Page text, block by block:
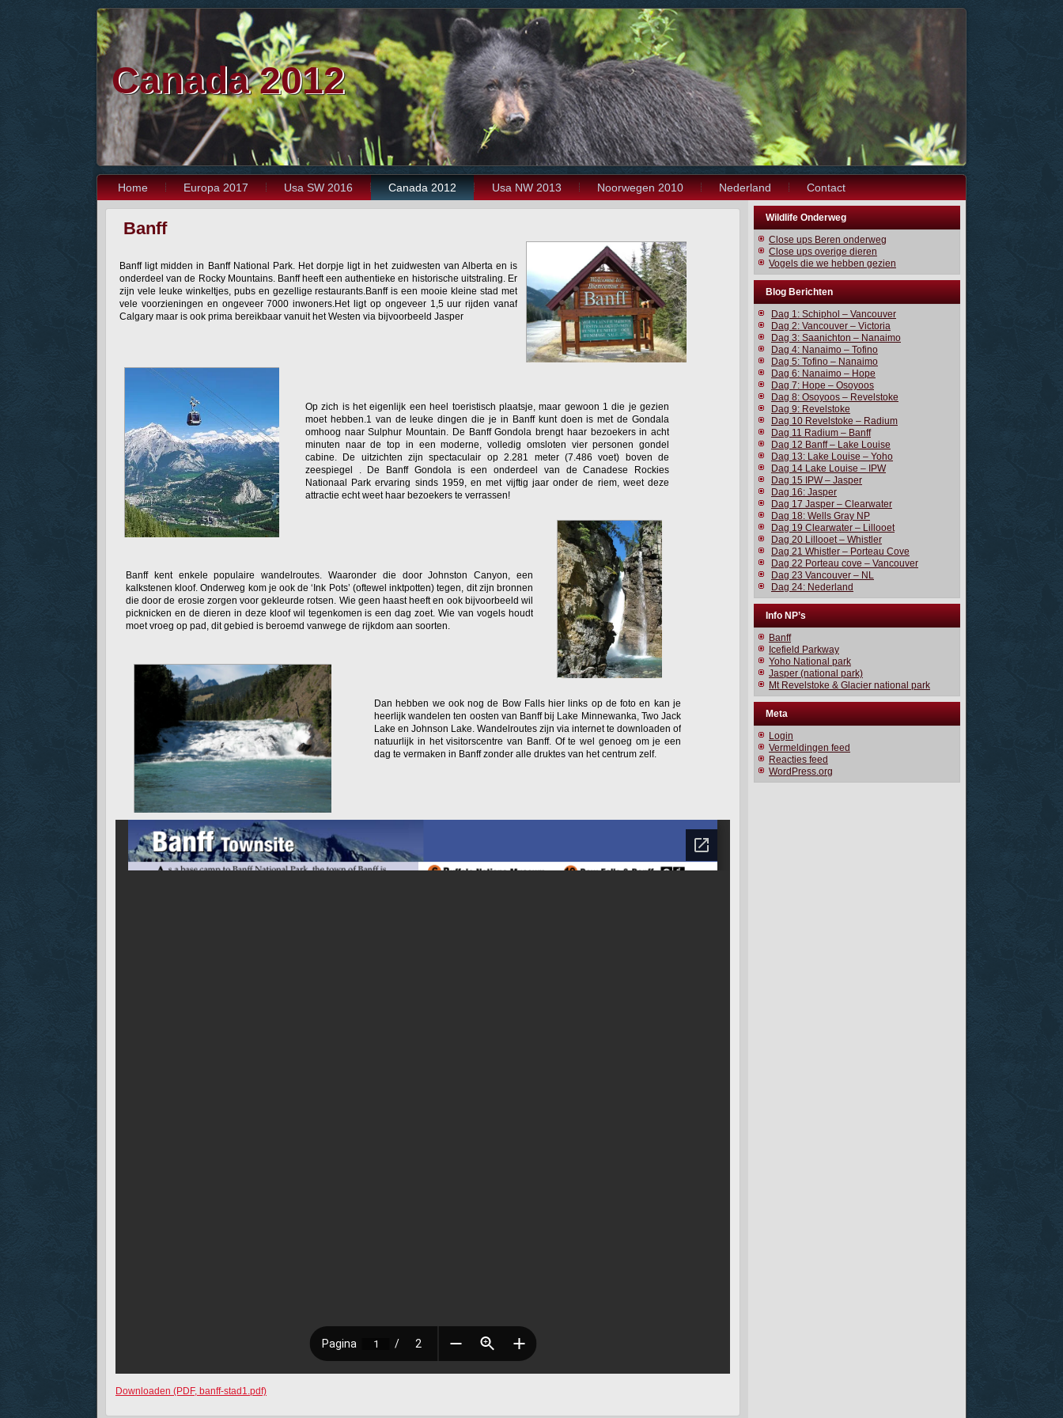
Canada 2012
Home Europa 2017 Usa SW 2016 Canada 2012 Usa NW 2013 Noorwegen 2010 Nederland Contact
Banff
Banff ligt midden in Banff National Park. Het dorpje ligt in het zuidwesten van Alberta en is
onderdeel van de Rocky Mountains. Banff heeft een authentieke en historische uitstraling. Er
zijn vele leuke winkeltjes, pubs en gezellige restaurants.Banff is een mooie kleine stad met
vele voorzieningen en ongeveer 7000 inwoners.Het ligt op ongeveer 1,5 uur rijden vanaf
Calgary maar is ook prima bereikbaar vanuit het Westen via bijvoorbeeld Jasper
Op zich is het eigenlijk een heel toeristisch plaatsje, maar gewoon 1 die je gezien
moet hebben.1 van de leuke dingen die je in Banff kunt doen is met de Gondala
omhoog naar Sulphur Mountain. De Banff Gondola brengt haar bezoekers in acht
minuten naar de top in een moderne, volledig omsloten vier personen gondel
cabine. De uitzichten zijn spectaculair op 2.281 meter (7.486 voet) boven de
zeespiegel . De Banff Gondola is een onderdeel van de Canadese Rockies
Nationaal Park ervaring sinds 1959, en met vijftig jaar onder de riem, weet deze
attractie echt weet haar bezoekers te verrassen!
Banff kent enkele populaire wandelroutes. Waaronder die door Johnston Canyon, een
kalkstenen kloof. Onderweg kom je ook de ‘Ink Pots’ (oftewel inktpotten) tegen, dit zijn bronnen
die door de erosie zorgen voor gekleurde rotsen. Wie geen haast heeft en ook bijvoorbeeld wil
picknicken en de dieren in deze kloof wil tegenkomen is een dag zoet. Wie van vogels houdt
moet vroeg op pad, dit gebied is beroemd vanwege de rijkdom aan soorten.
Dan hebben we ook nog de Bow Falls hier links op de foto en kan je
heerlijk wandelen ten oosten van Banff bij Lake Minnewanka, Two Jack
Lake en Johnson Lake. Wandelroutes zijn via internet te downloaden of
natuurlijk in het visitorscentre van Banff. Of te wel genoeg om je een
dag te vermaken in Banff zonder alle druktes van het centrum zelf.
Downloaden (PDF, banff-stad1.pdf)
Wildlife Onderweg
Close ups Beren onderweg
Close ups overige dieren
Vogels die we hebben gezien
Blog Berichten
Dag 1: Schiphol – Vancouver
Dag 2: Vancouver – Victoria
Dag 3: Saanichton – Nanaimo
Dag 4: Nanaimo – Tofino
Dag 5: Tofino – Nanaimo
Dag 6: Nanaimo – Hope
Dag 7: Hope – Osoyoos
Dag 8: Osoyoos – Revelstoke
Dag 9: Revelstoke
Dag 10 Revelstoke – Radium
Dag 11 Radium – Banff
Dag 12 Banff – Lake Louise
Dag 13: Lake Louise – Yoho
Dag 14 Lake Louise – IPW
Dag 15 IPW – Jasper
Dag 16: Jasper
Dag 17 Jasper – Clearwater
Dag 18: Wells Gray NP
Dag 19 Clearwater – Lillooet
Dag 20 Lillooet – Whistler
Dag 21 Whistler – Porteau Cove
Dag 22 Porteau cove – Vancouver
Dag 23 Vancouver – NL
Dag 24: Nederland
Info NP’s
Banff
Icefield Parkway
Yoho National park
Jasper (national park)
Mt Revelstoke & Glacier national park
Meta
Login
Vermeldingen feed
Reacties feed
WordPress.org